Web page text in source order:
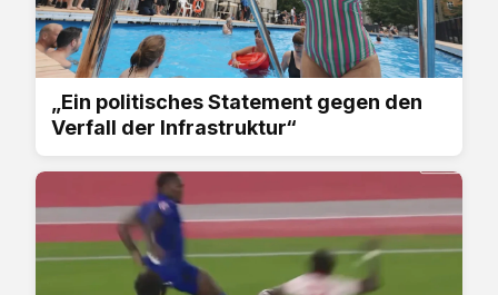
„Ein politisches Statement gegen den
Verfall der Infrastruktur“